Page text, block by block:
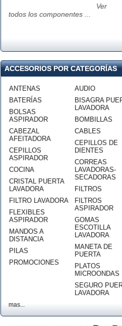
Ver
todos los componentes ...
ACCESORIOS POR CATEGORÍAS
ANTENAS
BATERÍAS
BOLSAS
ASPIRADOR
CABEZAL
AFEITADORA
CEPILLOS
ASPIRADOR
COCINA
CRISTAL PUERTA
LAVADORA
FILTRO LAVADORA
FLEXIBLES
ASPIRADOR
MANDOS A
DISTANCIA
PILAS
PROMOCIONES
AUDIO
BISAGRA
LAVADORA
BOMBILLAS
CABLES
CEPILLOS DE
DIENTES
CORREAS
LAVADORAS-
SECADORAS
FILTROS
FILTROS
ASPIRADOR
GOMAS
ESCOTILLA
LAVADORA
MANETA DE
PUERTA
PLATOS
MICROONDAS
SEGURO
LAVADORA
mas...